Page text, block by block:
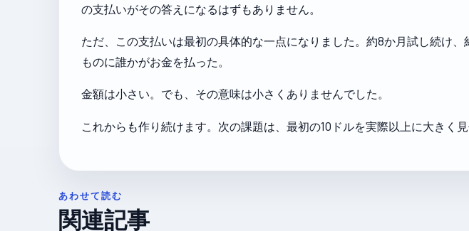
の支払いがその答えになるはずもありません。
ただ、この支払いは最初の具体的な一点になりました。約8か月試し続け
ものに誰かがお金を払った。
金額は小さい。でも、その意味は小さくありませんでした。
これからも作り続けます。次の課題は、最初の10ドルを実際以上に大きく
あわせて読む
関連記事